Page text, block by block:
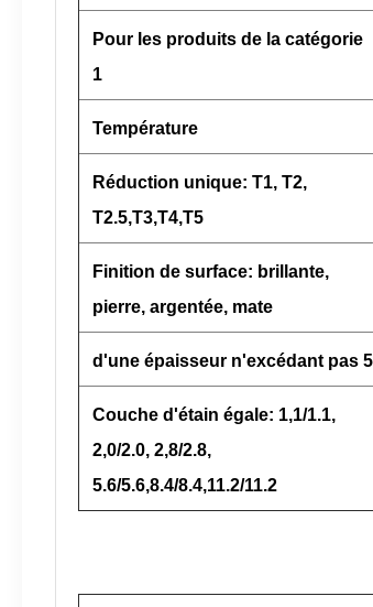
Pour les produits de la catégorie
1
Température
Réduction unique: T1, T2,
T2.5,T3,T4,T5
Finition de surface: brillante,
pierre, argentée, mate
d'une épaisseur n'excédant pas
Couche d'étain égale: 1,1/1.1,
2,0/2.0, 2,8/2.8,
5.6/5.6,8.4/8.4,11.2/11.2